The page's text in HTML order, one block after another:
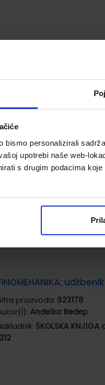
bismo personalizirali
upotrebi naše web-
s drugim podacima
i
Jerko Pandžić
ELEMENTI STROJEVA;
Eduard Hercigonja
ŠKOLSKA KNJIGA
proizvoda: 923178
Anđelka Ređep
ŠKOLSKA KNJIGA